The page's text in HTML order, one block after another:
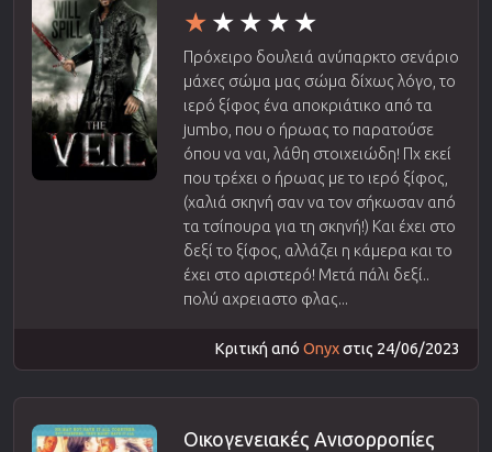
Πρόχειρο δουλειά ανύπαρκτο σενάριο
μάχες σώμα μας σώμα δίχως λόγο, το
ιερό ξίφος ένα αποκριάτικο από τα
jumbo, που ο ήρωας το παρατούσε
όπου να ναι, λάθη στοιχειώδη! Πχ εκεί
που τρέχει ο ήρωας με το ιερό ξίφος,
(χαλιά σκηνή σαν να τον σήκωσαν από
τα τσίπουρα για τη σκηνή!) Και έχει στο
δεξί το ξίφος, αλλάζει η κάμερα και το
έχει στο αριστερό! Μετά πάλι δεξί..
πολύ αχρειαστο φλας...
Κριτική από Onyxστις 24/06/2023
Οικογενειακές Ανισορροπίες